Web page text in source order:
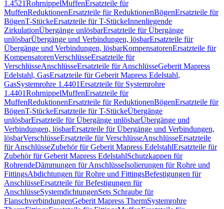
1.4521RohrnippelMuffenErsatzteile für
MuffenReduktionenErsatzteile für ReduktionenBögenErsatzteile für
BögenT-StückeErsatzteile für T-StückeInnenliegende
ZirkulationÜbergänge unlösbarErsatzteile für Übergänge
unlösbarÜbergänge und Verbindungen, lösbarErsatzteile für
Übergänge und Verbindungen, lösbarKompensatorenErsatzteile für
KompensatorenVerschlüsseErsatzteile für
VerschlüsseAnschlüsseErsatzteile für AnschlüsseGeberit Mapress
Edelstahl, GasErsatzteile für Geberit Mapress Edelstahl,
GasSystemrohre 1.4401Ersatzteile für Systemrohre
1.4401RohrnippelMuffenErsatzteile für
MuffenReduktionenErsatzteile für ReduktionenBögenErsatzteile für
BögenT-StückeErsatzteile für T-StückeÜbergänge
unlösbarErsatzteile für Übergänge unlösbarÜbergänge und
Verbindungen, lösbarErsatzteile für Übergänge und Verbindungen,
lösbarVerschlüsseErsatzteile für VerschlüsseAnschlüsseErsatzteile
für AnschlüsseZubehör für Geberit Mapress EdelstahlErsatzteile für
Zubehör für Geberit Mapress EdelstahlSchutzkappen für
RohrendeDämmungen für AnschlüsseIsolierungen für Rohre und
FittingsAbdichtungen für Rohre und FittingsBefestigungen für
AnschlüsseErsatzteile für Befestigungen für
AnschlüsseSystemdichtungenSets Schraube für
FlanschverbindungenGeberit Mapress ThermSystemrohre